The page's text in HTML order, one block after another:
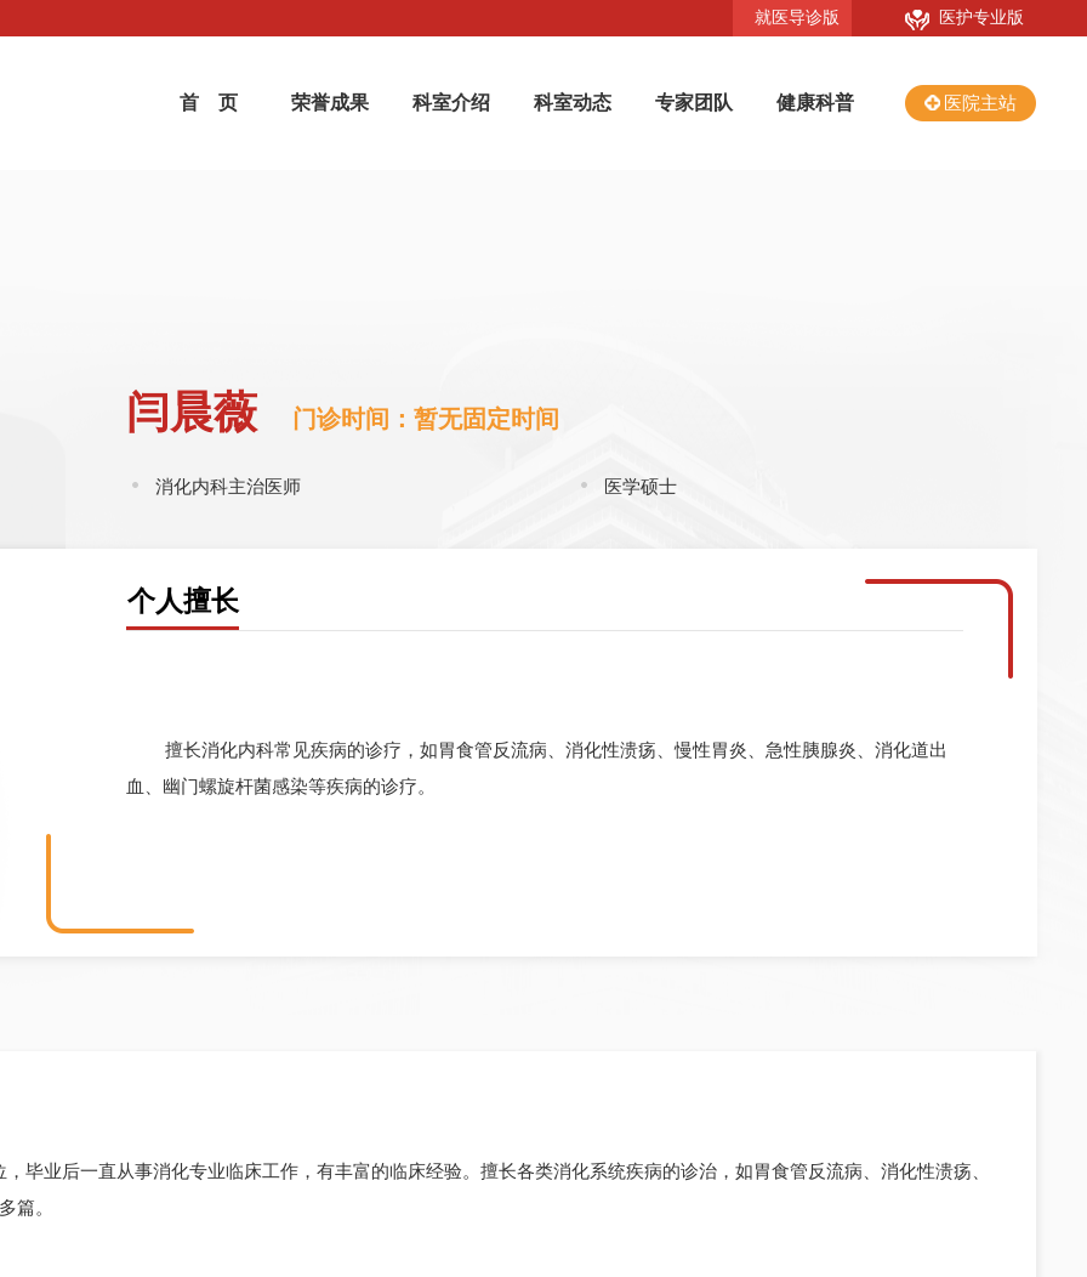
就医导诊版 医护专业版
首 页 荣誉成果 科室介绍 科室动态 专家团队 健康科普 医院主站
闫晨薇 门诊时间：暂无固定时间
消化内科主治医师 医学硕士
个人擅长
擅长消化内科常见疾病的诊疗，如胃食管反流病、消化性溃疡、慢性胃炎、急性胰腺炎、消化道出
血、幽门螺旋杆菌感染等疾病的诊疗。
毕业后一直从事消化专业临床工作，有丰富的临床经验。擅长各类消化系统疾病的诊治，如胃食管反流病、消化性溃疡、
篇。